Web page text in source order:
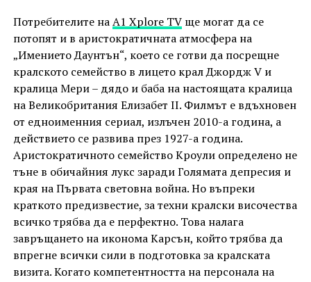
Потребителите наА1 Xplore TVще могат да се
потопят и в аристократичната атмосфера на
„Имението Даунтън“, което се готви да посрещне
кралското семейство в лицето крал Джордж V и
кралица Мери – дядо и баба на настоящата кралица
на Великобритания Елизабет II. Филмът е вдъхновен
от едноименния сериал, излъчен 2010-а година, а
действието се развива през 1927-а година.
Аристократичното семейство Кроули определено не
тъне в обичайния лукс заради Голямата депресия и
края на Първата световна война. Но въпреки
краткото предизвестие, за техни кралски височества
всичко трябва да е перфектно. Това налага
завръщането на иконома Карсън, който трябва да
впрегне всички сили в подготовка за кралската
визита. Когато компетентността на персонала на